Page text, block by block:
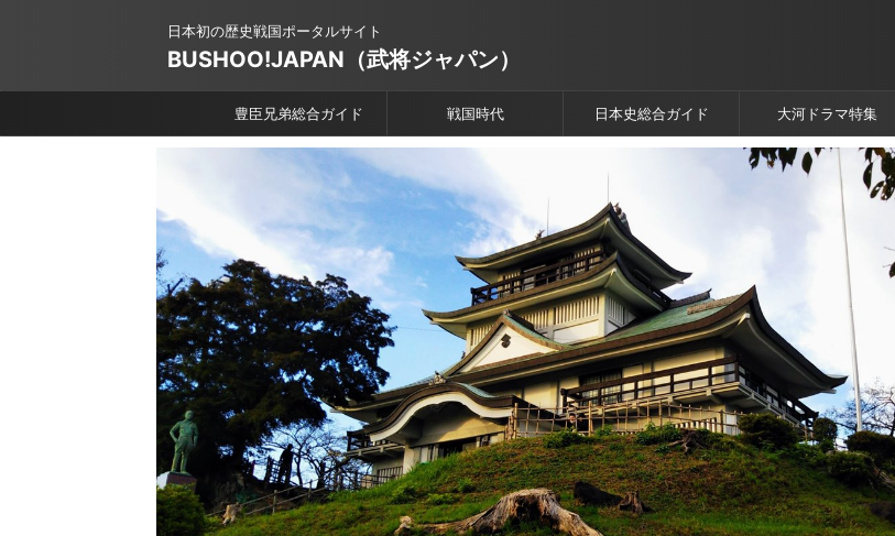
日本初の歴史戦国ポータルサイト
BUSHOO!JAPAN（武将ジャパン）
豊臣兄弟総合ガイド 戦国時代 日本史総合ガイド 大河ドラマ特集